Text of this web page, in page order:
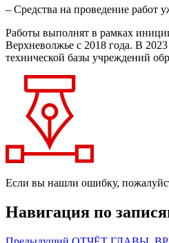
– Средства на проведение работ
Работы выполнят в рамках
Верхневолжье с 2018 года. В
технической базы учреждений
Если вы нашли ошибку,
Навигация по